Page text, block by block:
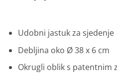
Udobni jastuk za sjedenje
Debljina oko Ø 38 x 6 cm
Okrugli oblik s patentnim